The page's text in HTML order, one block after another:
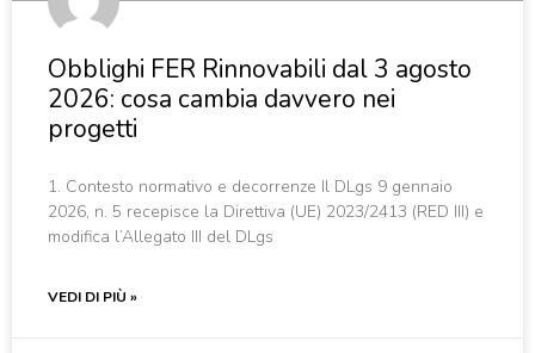
Obblighi FER Rinnovabili dal 3 agosto
2026: cosa cambia davvero nei
progetti
1. Contesto normativo e decorrenze Il DLgs 9 gennaio
2026, n. 5 recepisce la Direttiva (UE) 2023/2413 (RED III) e
modifica l’Allegato III del DLgs
VEDI DI PIÙ »